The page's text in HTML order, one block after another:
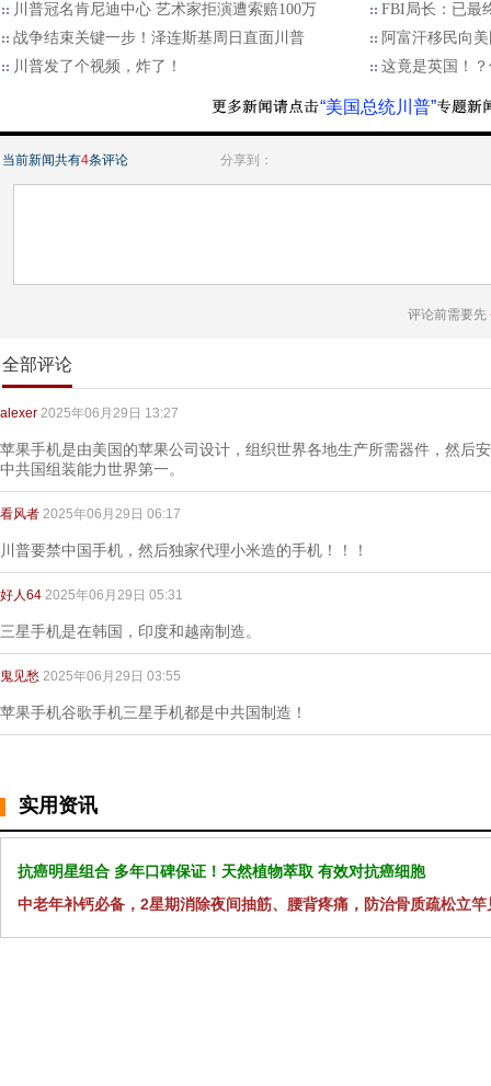
川普冠名肯尼迪中心 艺术家拒演遭索赔100万
FBI局长：已最
战争结束关键一步！泽连斯基周日直面川普
阿富汗移民向
川普发了个视频，炸了！
这竟是英国！
“美国总统川普”
当前新闻共有4条评论 分享到：
评论前需要先
全部评论
alexer 2025年06月29日 13:27
苹果手机是由美国的苹果公司设计，组织世界各地生产所需器件，然后
中共国组装能力世界第一。
看风者 2025年06月29日 06:17
川普要禁中国手机，然后独家代理小米造的手机！！！
好人64 2025年06月29日 05:31
三星手机是在韩国，印度和越南制造。
鬼见愁 2025年06月29日 03:55
苹果手机谷歌手机三星手机都是中共国制造！
实用资讯
抗癌明星组合 多年口碑保证！天然植物萃取 有效对抗癌细胞
中老年补钙必备，2星期消除夜间抽筋、腰背疼痛，防治骨质疏松立竿